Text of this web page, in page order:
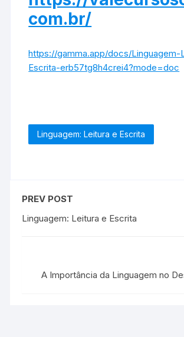
com.br/
https://gamma.app/docs/Linguagem-
Escrita-erb57tg8h4crei4?mode=doc
Linguagem: Leitura e Escrita
PREV POST
Linguagem: Leitura e Escrita
A Importância da Linguagem no